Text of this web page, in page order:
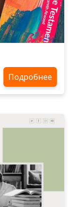
Подробнее